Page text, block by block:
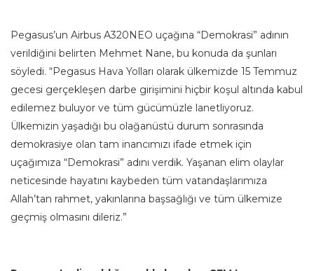
Pegasus’un Airbus A320NEO uçağına “Demokrasi” adının
verildiğini belirten Mehmet Nane, bu konuda da şunları
söyledi. “Pegasus Hava Yolları olarak ülkemizde 15 Temmuz
gecesi gerçekleşen darbe girişimini hiçbir koşul altında kabul
edilemez buluyor ve tüm gücümüzle lanetliyoruz.
Ülkemizin yaşadığı bu olağanüstü durum sonrasında
demokrasiye olan tam inancımızı ifade etmek için
uçağımıza “Demokrasi” adını verdik. Yaşanan elim olaylar
neticesinde hayatını kaybeden tüm vatandaşlarımıza
Allah’tan rahmet, yakınlarına başsağlığı ve tüm ülkemize
geçmiş olmasını dileriz.”